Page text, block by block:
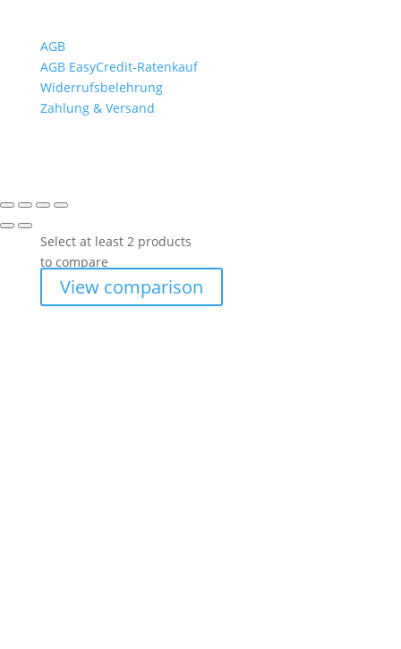
AGB
AGB EasyCredit-Ratenkauf
Widerrufsbelehrung
Zahlung & Versand
Select at least 2 products
to compare
View comparison